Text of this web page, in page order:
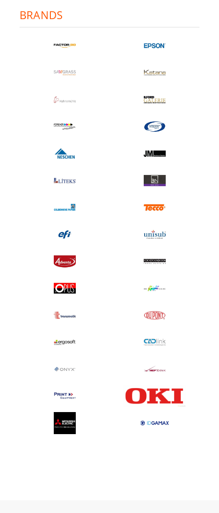
BRANDS